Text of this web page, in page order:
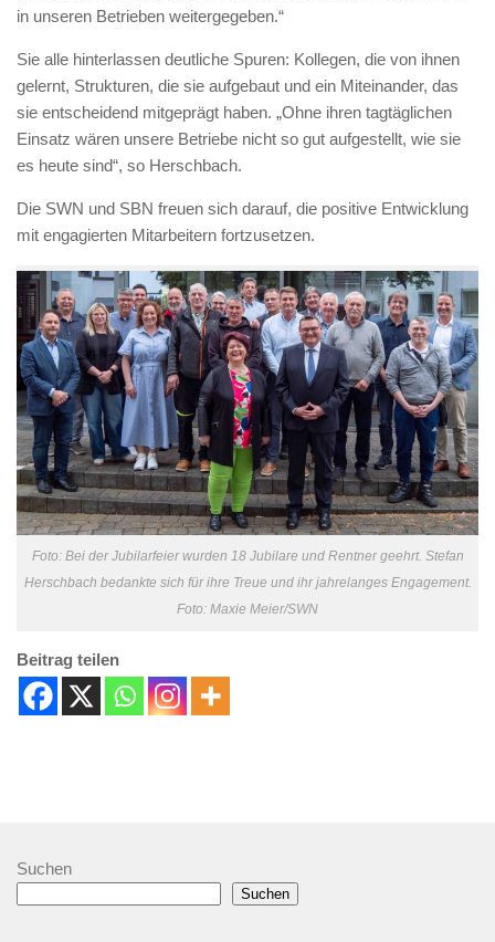
in unseren Betrieben weitergegeben.“
Sie alle hinterlassen deutliche Spuren: Kollegen, die von ihnen
gelernt, Strukturen, die sie aufgebaut und ein Miteinander, das
sie entscheidend mitgeprägt haben. „Ohne ihren tagtäglichen
Einsatz wären unsere Betriebe nicht so gut aufgestellt, wie sie
es heute sind“, so Herschbach.
Die SWN und SBN freuen sich darauf, die positive Entwicklung
mit engagierten Mitarbeitern fortzusetzen.
Foto: Bei der Jubilarfeier wurden 18 Jubilare und Rentner geehrt. Stefan
Herschbach bedankte sich für ihre Treue und ihr jahrelanges Engagement.
Foto: Maxie Meier/SWN
Beitrag teilen
Suchen
Suchen